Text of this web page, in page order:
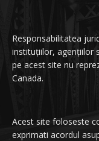
Responsabilitatea
instituțiilor, agențiilor
pe acest site nu
Canada.
Acest site foloseste
exprimati acordul